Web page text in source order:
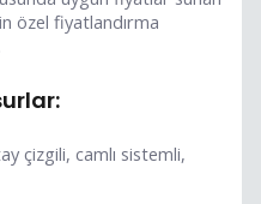
özel fiyatlandırma
çizgili, camlı sistemli,